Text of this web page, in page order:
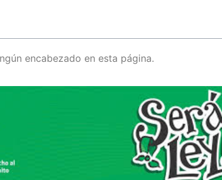
encabezado en esta página.